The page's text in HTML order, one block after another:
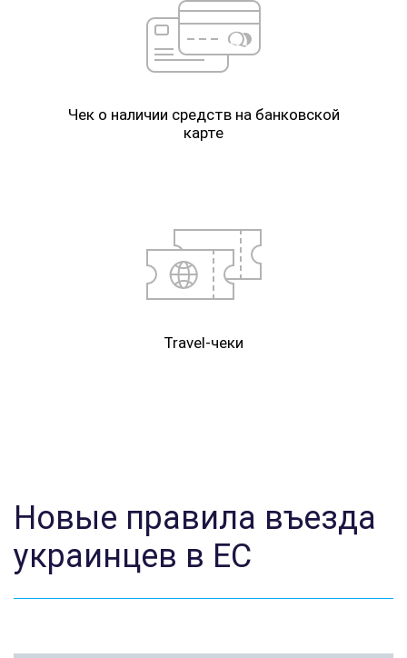
Чек о наличии средств на банковской
карте
Travel-чеки
Новые правила въезда
украинцев в ЕС